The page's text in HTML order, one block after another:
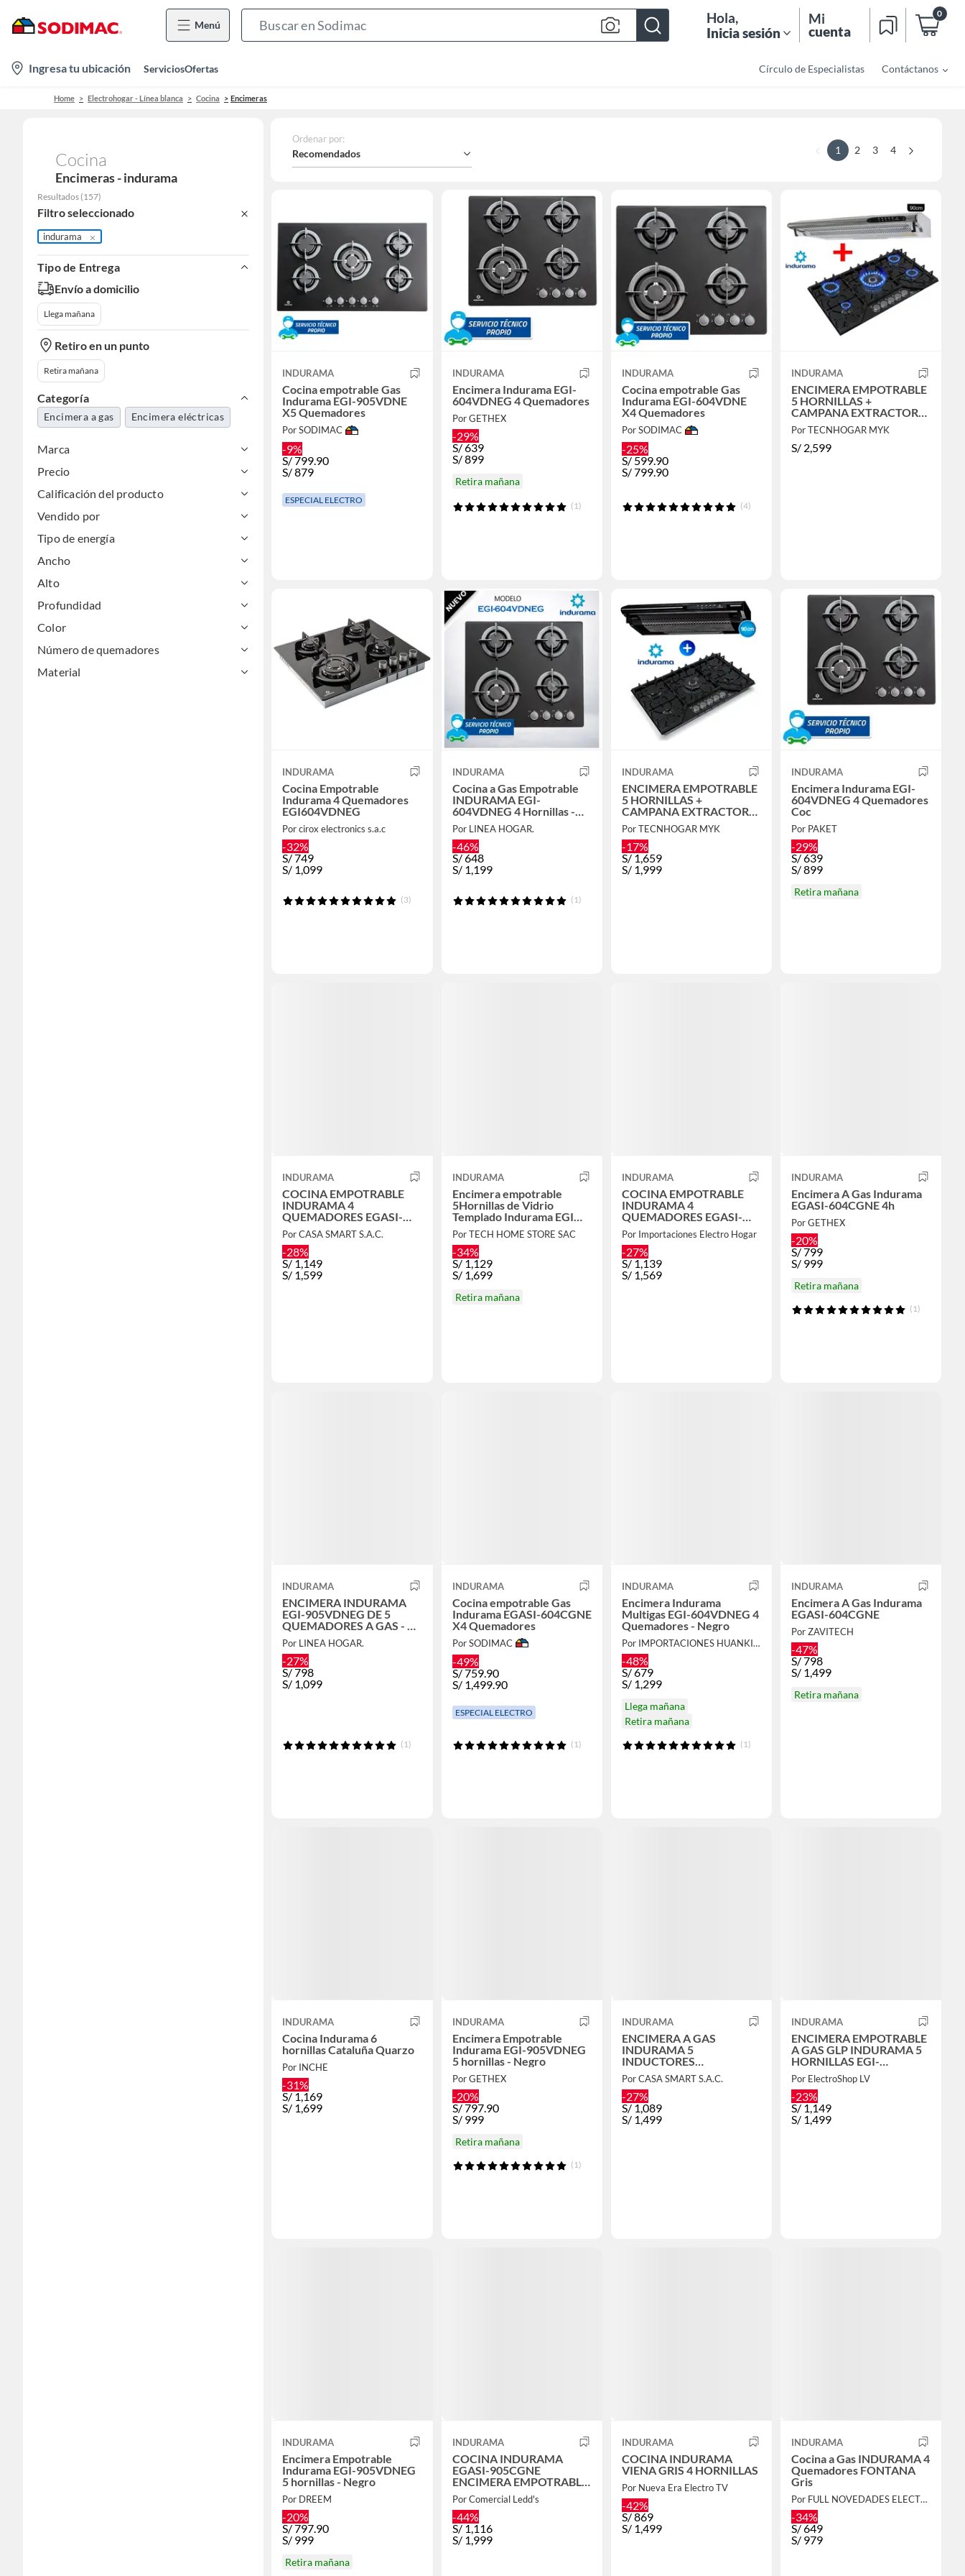
Menú
Bar
Hola,
Inicia sesión
Mi
cuenta
0
location-
icon
Ingresa tu ubicación ServiciosOfertas Círculo de Especialistas Contáctanos
Home Electrohogar - Línea blanca Cocina Encimeras
Cocina
Encimeras - indurama
Resultados (157)
Filtro seleccionado
indurama
Tipo de Entrega
Envío a domicilio
Llega mañana
Retiro en un punto
Retira mañana
Categoría
Encimera a gas Encimera eléctricas
Marca
Precio
Calificación del producto
Vendido por
Tipo de energía
Ancho
Alto
Profundidad
Color
Número de quemadores
Material
Ordenar por:
Recomendados 1 2 3 4
INDURAMA
Cocina empotrable Gas
Indurama EGI-905VDNE
X5 Quemadores
Por SODIMAC
-9%
S/799.90
S/879
ESPECIAL ELECTRO
INDURAMA
Encimera Indurama EGI-
604VDNEG 4 Quemadores
Por GETHEX
-29%
S/639
S/899
Retira mañana
(1)
INDURAMA
Cocina empotrable Gas
Indurama EGI-604VDNE
X4 Quemadores
Por SODIMAC
-25%
S/599.90
S/799.90
(4)
INDURAMA
ENCIMERA EMPOTRABLE
5 HORNILLAS +
CAMPANA EXTRACTORA
INDURAMA
Por TECNHOGAR MYK
S/ 2,599
INDURAMA
Cocina Empotrable
Indurama 4 Quemadores
EGI604VDNEG
Por cirox electronics s.a.c
-32%
S/749
S/ 1,099
(3)
INDURAMA
Cocina a Gas Empotrable
INDURAMA EGI-
604VDNEG 4 Hornillas -
Negro
Por LINEA HOGAR.
-46%
S/648
S/ 1,199
(1)
INDURAMA
ENCIMERA EMPOTRABLE
5 HORNILLAS +
CAMPANA EXTRACTORA
INDURAMA
Por TECNHOGAR MYK
-17%
S/1,659
S/ 1,999
INDURAMA
Encimera Indurama EGI-
604VDNEG 4 Quemadores
Coc
Por PAKET
-29%
S/639
S/899
Retira mañana
INDURAMA
COCINA EMPOTRABLE
INDURAMA 4
QUEMADORES EGASI-
604CGNE.
Por CASA SMART S.A.C.
-28%
S/1,149
S/ 1,599
INDURAMA
Encimera empotrable
5Hornillas de Vidrio
Templado Indurama EGI
905VDNEG.
Por TECH HOME STORE SAC
-34%
S/1,129
S/ 1,699
Retira mañana
INDURAMA
COCINA EMPOTRABLE
INDURAMA 4
QUEMADORES EGASI-
604CGNE
Por Importaciones Electro Hogar
-27%
S/1,139
S/ 1,569
INDURAMA
Encimera A Gas Indurama
EGASI-604CGNE 4h
Por GETHEX
-20%
S/799
S/ 999
Retira mañana
(1)
INDURAMA
ENCIMERA INDURAMA
EGI-905VDNEG DE 5
QUEMADORES A GAS - 90
CM
Por LINEA HOGAR.
-27%
S/798
S/ 1,099
(1)
INDURAMA
Cocina empotrable Gas
Indurama EGASI-604CGNE
X4 Quemadores
Por SODIMAC
-49%
S/759.90
S/ 1,499.90
ESPECIAL ELECTRO
(1)
INDURAMA
Encimera Indurama
Multigas EGI-604VDNEG 4
Quemadores - Negro
Por IMPORTACIONES HUANKITA
-48%
S/679
S/ 1,299
Llega mañana
Retira mañana
(1)
INDURAMA
Encimera A Gas Indurama
EGASI-604CGNE
Por ZAVITECH
-47%
S/798
S/ 1,499
Retira mañana
INDURAMA
Cocina Indurama 6
hornillas Cataluña Quarzo
Por INCHE
-31%
S/1,169
S/ 1,699
INDURAMA
Encimera Empotrable
Indurama EGI-905VDNEG
5 hornillas - Negro
Por GETHEX
-20%
S/797.90
S/ 999
Retira mañana
(1)
INDURAMA
ENCIMERA A GAS
INDURAMA 5
INDUCTORES
EGI905VDNEG
Por CASA SMART S.A.C.
-27%
S/1,089
S/ 1,499
INDURAMA
ENCIMERA EMPOTRABLE
A GAS GLP INDURAMA 5
HORNILLAS EGI-
905VDNEG + HERVIDOR
Por ElectroShop LV
-23%
S/1,149
S/ 1,499
INDURAMA
Encimera Empotrable
Indurama EGI-905VDNEG
5 hornillas - Negro
Por DREEM
-20%
S/797.90
S/ 999
Retira mañana
INDURAMA
COCINA INDURAMA
EGASI-905CGNE
ENCIMERA EMPOTRABLE
5 HORNILLA
Por Comercial Ledd's
-44%
S/1,116
S/ 1,999
INDURAMA
COCINA INDURAMA
VIENA GRIS 4 HORNILLAS
Por Nueva Era Electro TV
-42%
S/869
S/ 1,499
INDURAMA
Cocina a Gas INDURAMA 4
Quemadores FONTANA
Gris
Por FULL NOVEDADES ELECTROHOGAR E.I.R.L.
-34%
S/649
S/ 979